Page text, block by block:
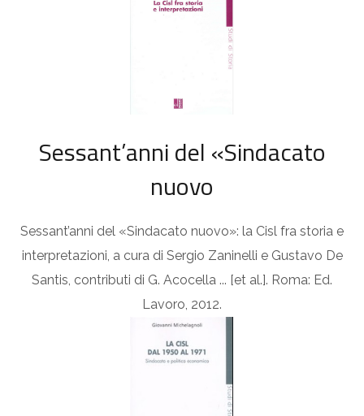
Sessant’anni del «Sindacato
nuovo
Sessant’anni del «Sindacato nuovo»: la Cisl fra storia e
interpretazioni, a cura di Sergio Zaninelli e Gustavo De
Santis, contributi di G. Acocella ... [et al.]. Roma: Ed.
Lavoro, 2012.